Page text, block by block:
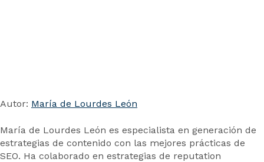
Autor: María de Lourdes León
María de Lourdes León es especialista en generación de
estrategias de contenido con las mejores prácticas de
SEO. Ha colaborado en estrategias de reputation